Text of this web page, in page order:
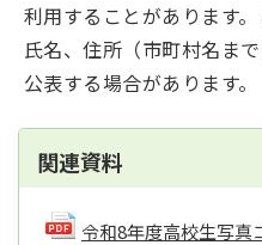
利用することがあります
氏名、住所（市町村名ま
公表する場合があります。
関連資料
令和8年度高校生写真